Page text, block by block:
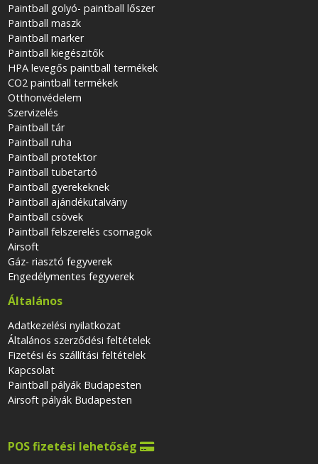
Paintball golyó- paintball lőszer
Paintball maszk
Paintball marker
Paintball kiegészitők
HPA levegős paintball termékek
CO2 paintball termékek
Otthonvédelem
Szervizelés
Paintball tár
Paintball ruha
Paintball protektor
Paintball tubetartó
Paintball gyerekeknek
Paintball ajándékutalvány
Paintball csövek
Paintball felszerelés csomagok
Airsoft
Gáz- riasztó fegyverek
Engedélymentes fegyverek
Általános
Adatkezelési nyilatkozat
Általános szerződési feltételek
Fizetési és szállítási feltételek
Kapcsolat
Paintball pályák Budapesten
Airsoft pályák Budapesten
POS fizetési lehetőség 